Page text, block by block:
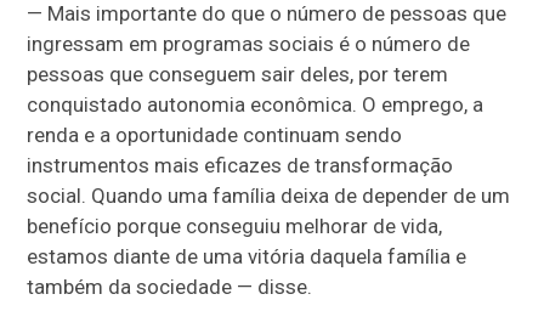
— Mais importante do que o número de pessoas que
ingressam em programas sociais é o número de
pessoas que conseguem sair deles, por terem
conquistado autonomia econômica. O emprego, a
renda e a oportunidade continuam sendo
instrumentos mais eficazes de transformação
social. Quando uma família deixa de depender de um
benefício porque conseguiu melhorar de vida,
estamos diante de uma vitória daquela família e
também da sociedade — disse.